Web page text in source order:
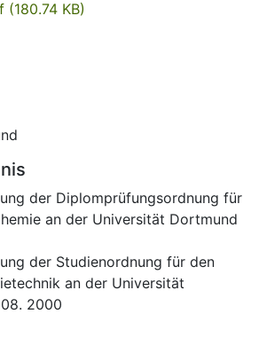
(180.74 KB)
der Diplomprüfungsordnung für
an der Universität Dortmund
der Studienordnung für den
an der Universität
2000